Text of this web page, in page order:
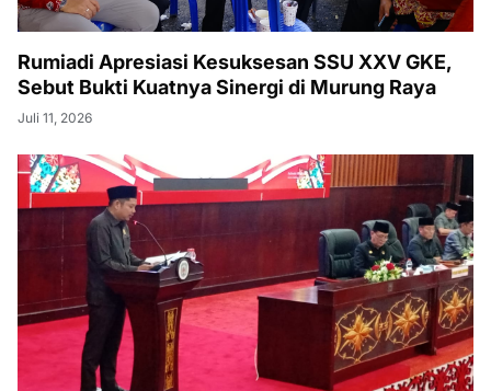
Rumiadi Apresiasi Kesuksesan SSU XXV GKE,
Sebut Bukti Kuatnya Sinergi di Murung Raya
Juli 11, 2026